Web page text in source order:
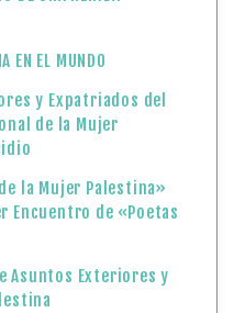
EN EL MUNDO
y Expatriados del
de la Mujer
la Mujer Palestina»
Encuentro de «Poetas
Asuntos Exteriores y